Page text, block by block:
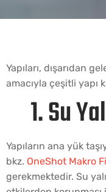
Yapıları, dışarıdan
amacıyla çeşitli yapı
1. Su
Yapıların ana yük
bkz. OneShot Makro
gerekmektedir. Su